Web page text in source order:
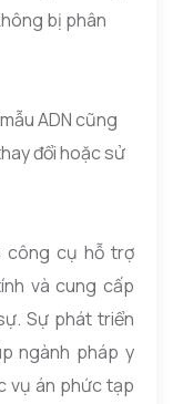
bị phân
ADN cũng
đổi hoặc sử
công cụ hỗ trợ
và cung cấp
Sự phát triển
ngành pháp y
vụ án phức tạp